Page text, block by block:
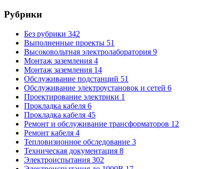
Рубрики
Без рубрики 342
Выполненные проекты 51
Высоковольтная электролаборатория 9
Монтаж заземления 4
Монтаж заземления 14
Обслуживание подстанций 51
Обслуживание электроустановок и сетей 6
Проектирование электрики 1
Прокладка кабеля 6
Прокладка кабеля 45
Ремонт и обслуживание трансформаторов 12
Ремонт кабеля 4
Тепловизионное обследование 3
Техническая документация 8
Электроиспытания 302